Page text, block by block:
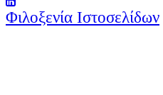
Φιλοξενία Ιστοσελίδων